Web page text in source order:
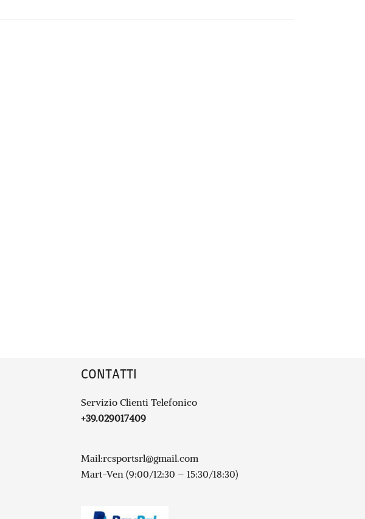
CONTATTI
Servizio Clienti Telefonico
+39.029017409
Mail:rcsportsrl@gmail.com
Mart-Ven (9:00/12:30 – 15:30/18:30)